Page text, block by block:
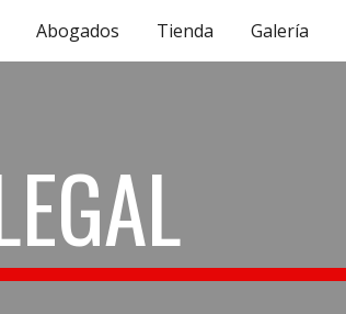
Skip to navigation
Abogados Tienda Galería